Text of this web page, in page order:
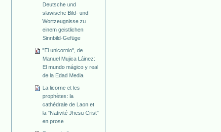
Deutsche und
slawische Bild- und
Wortzeugnisse zu
einem geistlichen
Sinnbild-Gefüge
"El unicornio", de
Manuel Mujica Láinez:
El mundo mágico y real
de la Edad Media
La licorne et les
prophètes: la
cathédrale de Laon et
la "Nativité Jhesu Crist"
en prose